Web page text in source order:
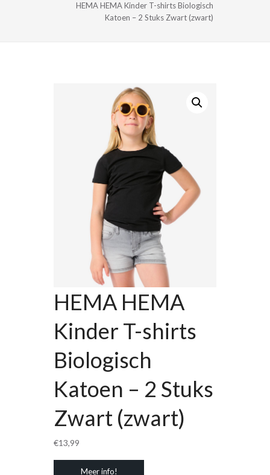
HEMA HEMA Kinder T-shirts Biologisch
Katoen – 2 Stuks Zwart (zwart)
HEMA HEMA
Kinder T-shirts
Biologisch
Katoen – 2 Stuks
Zwart (zwart)
€13,99
Meer info!